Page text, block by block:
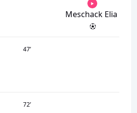
Meschack Elia
47’
72’